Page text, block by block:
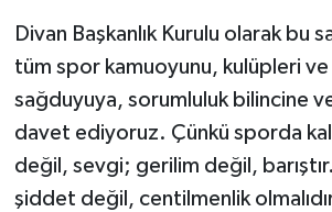
Divan Başkanlık Kurulu olarak bu
tüm spor kamuoyunu, kulüpleri ve
sağduyuya, sorumluluk bilincine
davet ediyoruz. Çünkü sporda
değil, sevgi; gerilim değil,
şiddet değil, centilmenlik